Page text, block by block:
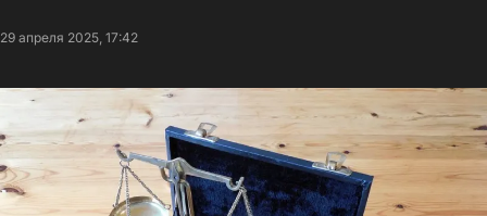
29 апреля 2025, 17:42